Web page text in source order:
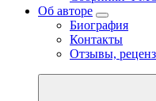
Об авторе
Биография
Контакты
Отзывы,